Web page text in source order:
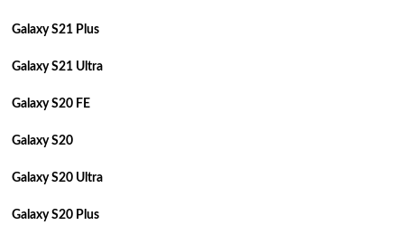
Galaxy S21 Plus
Galaxy S21 Ultra
Galaxy S20 FE
Galaxy S20
Galaxy S20 Ultra
Galaxy S20 Plus